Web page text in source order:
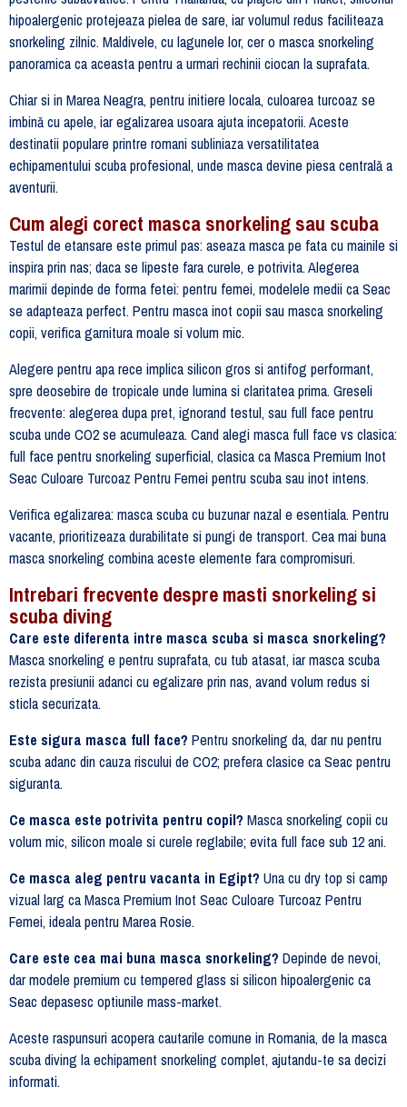
hipoalergenic protejeaza pielea de sare, iar volumul redus faciliteaza
snorkeling zilnic. Maldivele, cu lagunele lor, cer o masca snorkeling
panoramica ca aceasta pentru a urmari rechinii ciocan la suprafata.
Chiar si in Marea Neagra, pentru initiere locala, culoarea turcoaz se
imbină cu apele, iar egalizarea usoara ajuta incepatorii. Aceste
destinatii populare printre romani subliniaza versatilitatea
echipamentului scuba profesional, unde masca devine piesa centrală a
aventurii.
Cum alegi corect masca snorkeling sau scuba
Testul de etansare este primul pas: aseaza masca pe fata cu mainile si
inspira prin nas; daca se lipeste fara curele, e potrivita. Alegerea
marimii depinde de forma fetei: pentru femei, modelele medii ca Seac
se adapteaza perfect. Pentru masca inot copii sau masca snorkeling
copii, verifica garnitura moale si volum mic.
Alegere pentru apa rece implica silicon gros si antifog performant,
spre deosebire de tropicale unde lumina si claritatea prima. Greseli
frecvente: alegerea dupa pret, ignorand testul, sau full face pentru
scuba unde CO2 se acumuleaza. Cand alegi masca full face vs clasica:
full face pentru snorkeling superficial, clasica ca Masca Premium Inot
Seac Culoare Turcoaz Pentru Femei pentru scuba sau inot intens.
Verifica egalizarea: masca scuba cu buzunar nazal e esentiala. Pentru
vacante, prioritizeaza durabilitate si pungi de transport. Cea mai buna
masca snorkeling combina aceste elemente fara compromisuri.
Intrebari frecvente despre masti snorkeling si
scuba diving
Care este diferenta intre masca scuba si masca snorkeling?
Masca snorkeling e pentru suprafata, cu tub atasat, iar masca scuba
rezista presiunii adanci cu egalizare prin nas, avand volum redus si
sticla securizata.
Este sigura masca full face? Pentru snorkeling da, dar nu pentru
scuba adanc din cauza riscului de CO2; prefera clasice ca Seac pentru
siguranta.
Ce masca este potrivita pentru copil? Masca snorkeling copii cu
volum mic, silicon moale si curele reglabile; evita full face sub 12 ani.
Ce masca aleg pentru vacanta in Egipt? Una cu dry top si camp
vizual larg ca Masca Premium Inot Seac Culoare Turcoaz Pentru
Femei, ideala pentru Marea Rosie.
Care este cea mai buna masca snorkeling? Depinde de nevoi,
dar modele premium cu tempered glass si silicon hipoalergenic ca
Seac depasesc optiunile mass-market.
Aceste raspunsuri acopera cautarile comune in Romania, de la masca
scuba diving la echipament snorkeling complet, ajutandu-te sa decizi
informati.